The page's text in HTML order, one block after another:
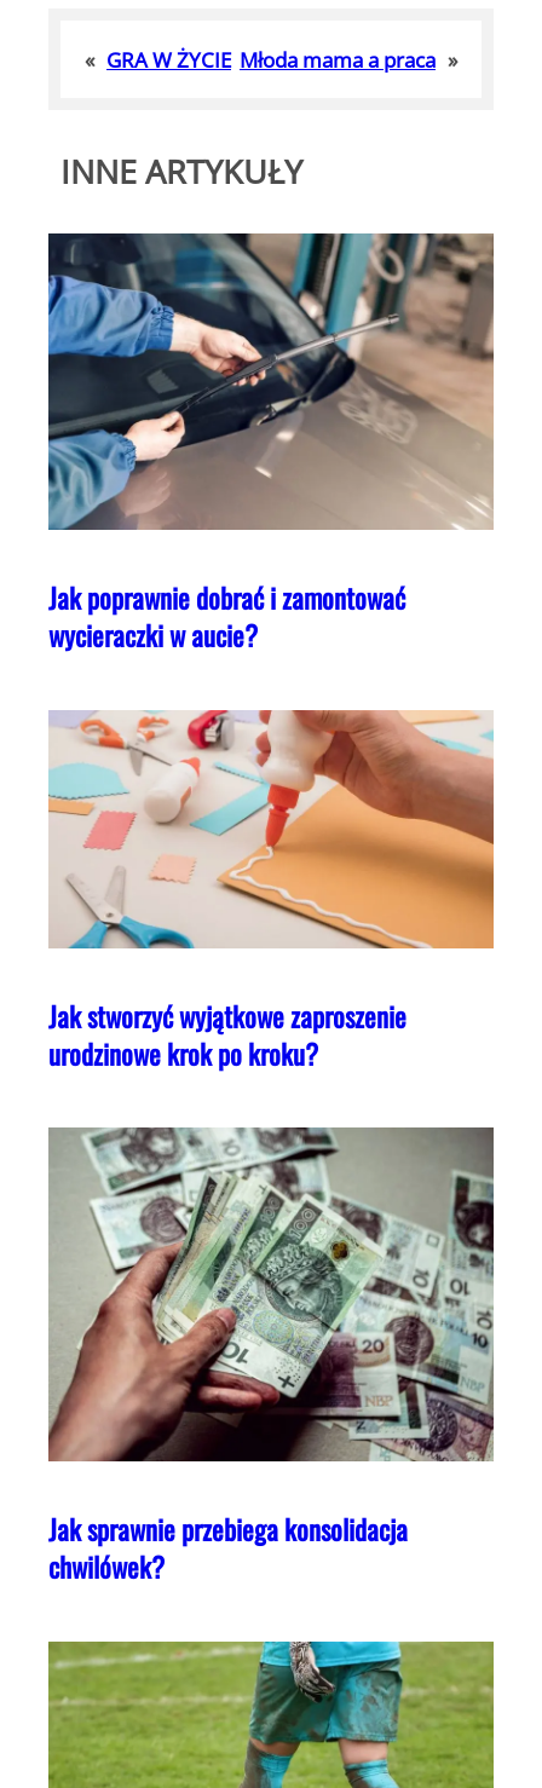
« GRA W ŻYCIE Młoda mama a praca »
INNE ARTYKUŁY
Jak poprawnie dobrać i zamontować
wycieraczki w aucie?
Jak stworzyć wyjątkowe zaproszenie
urodzinowe krok po kroku?
Jak sprawnie przebiega konsolidacja
chwilówek?